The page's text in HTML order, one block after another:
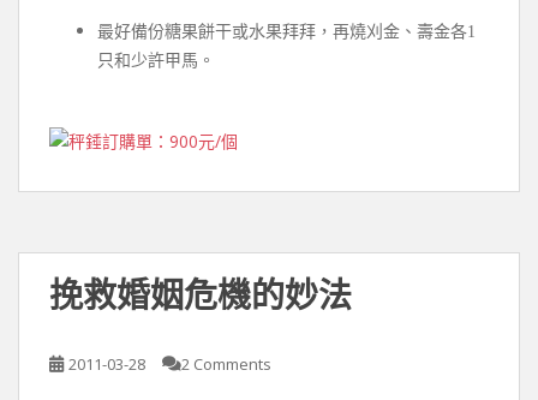
最好備份糖果餅干或水果拜拜，再燒刈金、壽金各1
只和少許甲馬。
挽救婚姻危機的妙法
2011-03-28 2 Comments